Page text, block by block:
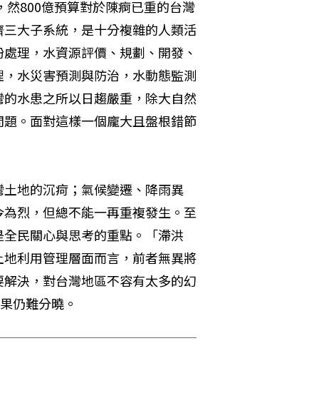
800億預算對於陳痾已重的台灣
大子系統，是十分複雜的人類活
理，水資源評價、規劃、開發、
水災害預測與防治，水動態監測
水患之所以日趨嚴重，除大自然
。面對這樣一個龐大且盤根錯節
地的沉疴；氣候變遷、降雨異
烈，但總不能一再重複發生。至
民關心與思考的重點。「滯洪
利用管理層面而言，前者無異將
決，對台灣地區不容有太多的幻
仍難分曉。